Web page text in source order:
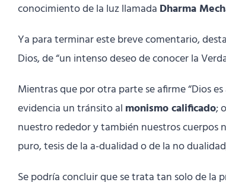
conocimiento de la luz llamada Dharma
Ya para terminar este breve comentario,
Dios, de “un intenso deseo de conocer la
Mientras que por otra parte se afirme “Dios
evidencia un tránsito al monismo calificado;
nuestro rededor y también nuestros cuerpos
puro, tesis de la a-dualidad o de la no
Se podría concluir que se trata tan solo de la